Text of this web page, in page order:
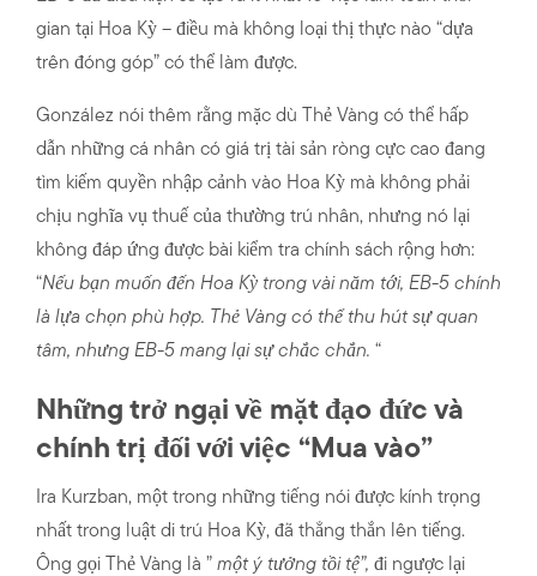
gian tại Hoa Kỳ – điều mà không loại thị thực nào “dựa
trên đóng góp” có thể làm được.
González nói thêm rằng mặc dù Thẻ Vàng có thể hấp
dẫn những cá nhân có giá trị tài sản ròng cực cao đang
tìm kiếm quyền nhập cảnh vào Hoa Kỳ mà không phải
chịu nghĩa vụ thuế của thường trú nhân, nhưng nó lại
không đáp ứng được bài kiểm tra chính sách rộng hơn:
“Nếu bạn muốn đến Hoa Kỳ trong vài năm tới, EB-5 chính
là lựa chọn phù hợp. Thẻ Vàng có thể thu hút sự quan
tâm, nhưng EB-5 mang lại sự chắc chắn. “
Những trở ngại về mặt đạo đức và
chính trị đối với việc “Mua vào”
Ira Kurzban, một trong những tiếng nói được kính trọng
nhất trong luật di trú Hoa Kỳ, đã thẳng thắn lên tiếng.
Ông gọi Thẻ Vàng là ” một ý tưởng tồi tệ”, đi ngược lại